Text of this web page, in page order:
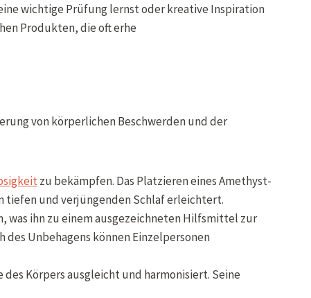
wichtige Prüfung lernst oder kreative Inspiration
Produkten, die oft erhe
von körperlichen Beschwerden und der
zu bekämpfen. Das Platzieren eines Amethyst-
tiefen und verjüngenden Schlaf erleichtert.
was ihn zu einem ausgezeichneten Hilfsmittel zur
Unbehagens können Einzelpersonen
Körpers ausgleicht und harmonisiert. Seine